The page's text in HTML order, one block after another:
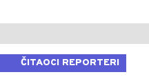
ČITAOCI REPORTERI